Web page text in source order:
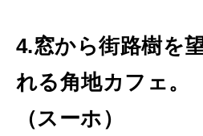
4.窓から街路樹を
れる角地カフェ。
（スーホ）